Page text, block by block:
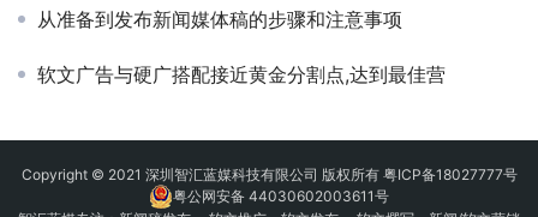
从准备到发布新闻媒体稿的步骤和注意事项
软文广告与硬广搭配接近黄金分割点,达到最佳营
Copyright © 2021 深圳智汇蓝媒科技有限公司 版权所有 粤ICP备18027777号
粤公网安备 44030602003611号